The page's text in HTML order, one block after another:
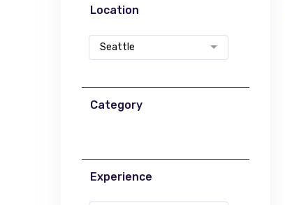
Location
Seattle
Category
Experience